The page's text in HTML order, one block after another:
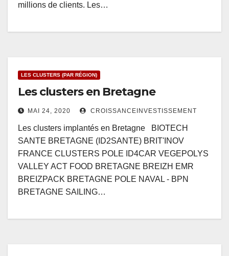
millions de clients. Les…
LES CLUSTERS (PAR RÉGION)
Les clusters en Bretagne
MAI 24, 2020 CROISSANCEINVESTISSEMENT
Les clusters implantés en Bretagne BIOTECH
SANTE BRETAGNE (ID2SANTE) BRIT'INOV
FRANCE CLUSTERS POLE ID4CAR VEGEPOLYS
VALLEY ACT FOOD BRETAGNE BREIZH EMR
BREIZPACK BRETAGNE POLE NAVAL - BPN
BRETAGNE SAILING…